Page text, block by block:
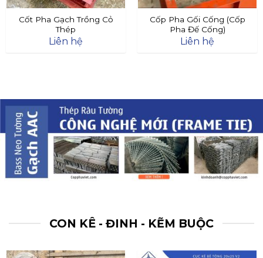
Cốt Pha Gạch Trồng Cỏ
Thép
Liên hệ
Cốp Pha Gối Cống (Cốp
Pha Đế Cống)
Liên hệ
CON KÊ - ĐINH - KẼM BUỘC